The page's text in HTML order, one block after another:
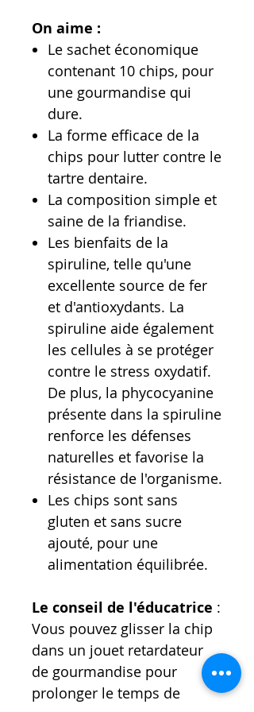
On aime :
Le sachet économique
contenant 10 chips, pour
une gourmandise qui
dure.
La forme efficace de la
chips pour lutter contre le
tartre dentaire.
La composition simple et
saine de la friandise.
Les bienfaits de la
spiruline, telle qu'une
excellente source de fer
et d'antioxydants. La
spiruline aide également
les cellules à se protéger
contre le stress oxydatif.
De plus, la phycocyanine
présente dans la spiruline
renforce les défenses
naturelles et favorise la
résistance de l'organisme.
Les chips sont sans
gluten et sans sucre
ajouté, pour une
alimentation équilibrée.
Le conseil de l'éducatrice :
Vous pouvez glisser la chip
dans un jouet retardateur
de gourmandise pour
prolonger le temps de